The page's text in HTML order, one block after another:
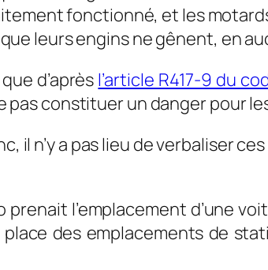
fonctionné, et les
leurs engins ne gênent, en
d’après l’article R417-9 du
pas constituer un danger pour
il n’y a pas lieu de verbaliser
prenait l’emplacement d’une
des emplacements de